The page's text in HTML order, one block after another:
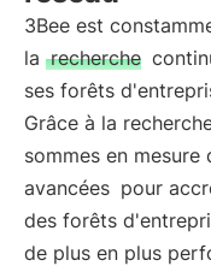
3Bee est
la recherche
ses forêts
Grâce à la
sommes en mesure
avancées pour
des forêts
de plus en plus